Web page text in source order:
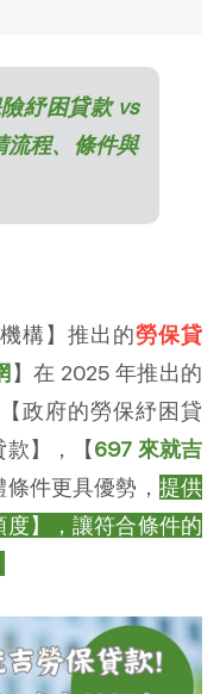
紓困貸款 vs
流程、條件與
構】推出的勞保貸
】在 2025 年推出的
政府的勞保紓困貸
】，【697 來就吉
件更具優勢， 提供
】，讓符合條件的